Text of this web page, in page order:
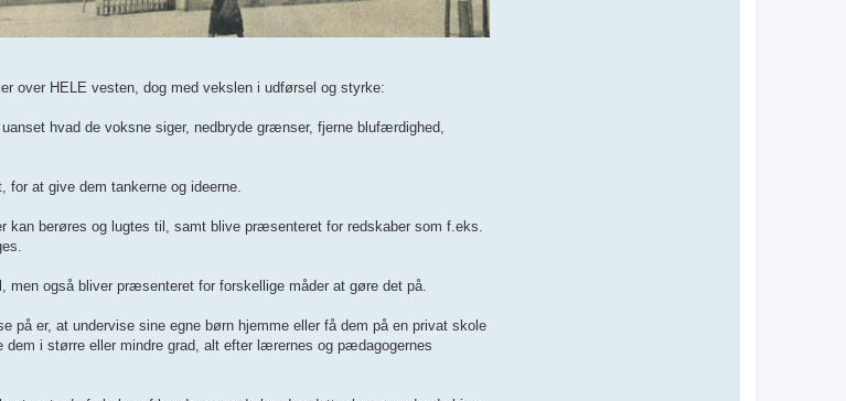
over HELE vesten, dog med vekslen i udførsel og styrke:
hvad de voksne siger, nedbryde grænser, fjerne blufærdighed,
at give dem tankerne og ideerne.
berøres og lugtes til, samt blive præsenteret for redskaber som f.eks.
også bliver præsenteret for forskellige måder at gøre det på.
på er, at undervise sine egne børn hjemme eller få dem på en privat skole
i større eller mindre grad, alt efter lærernes og pædagogernes